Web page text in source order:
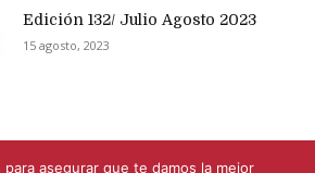
Edición 132/ Julio Agosto 2023
15 agosto, 2023
para asegurar que te damos la mejor